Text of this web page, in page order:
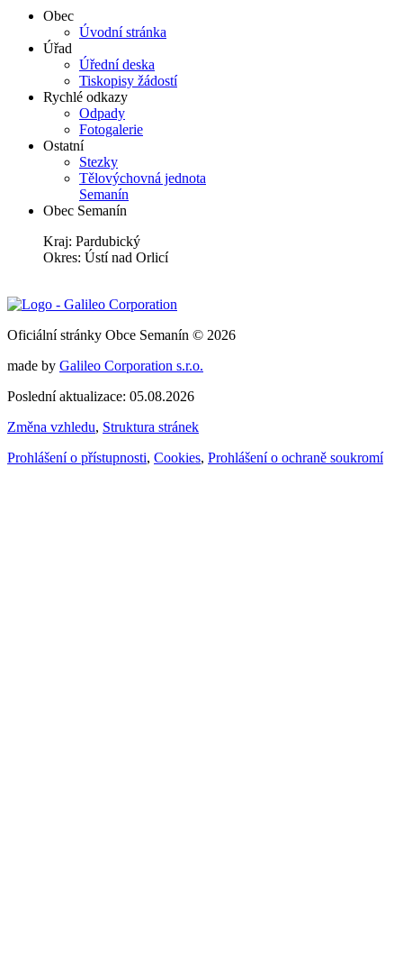
Obec
Úvodní stránka
Úřad
Úřední deska
Tiskopisy žádostí
Rychlé odkazy
Odpady
Fotogalerie
Ostatní
Stezky
Tělovýchovná jednota
Semanín
Obec Semanín
Kraj: Pardubický
Okres: Ústí nad Orlicí
Oficiální stránky Obce Semanín © 2026
made by Galileo Corporation s.r.o.
Poslední aktualizace: 05.08.2026
Změna vzhledu, Struktura stránek
Prohlášení o přístupnosti, Cookies, Prohlášení o ochraně soukromí